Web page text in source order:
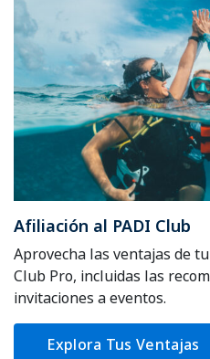
Afiliación al PADI Club
Aprovecha las ventajas de
Club Pro, incluidas las
invitaciones a eventos.
Explora Tus Ventajas